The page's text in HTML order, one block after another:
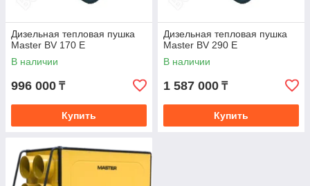
Дизельная тепловая пушка
Master BV 170 E
В наличии
996 000 ₸
Купить
Дизельная тепловая пушка
Master BV 290 E
В наличии
1 587 000 ₸
Купить